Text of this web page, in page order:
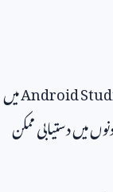
Androidمیں
میں دستیابی ممکن